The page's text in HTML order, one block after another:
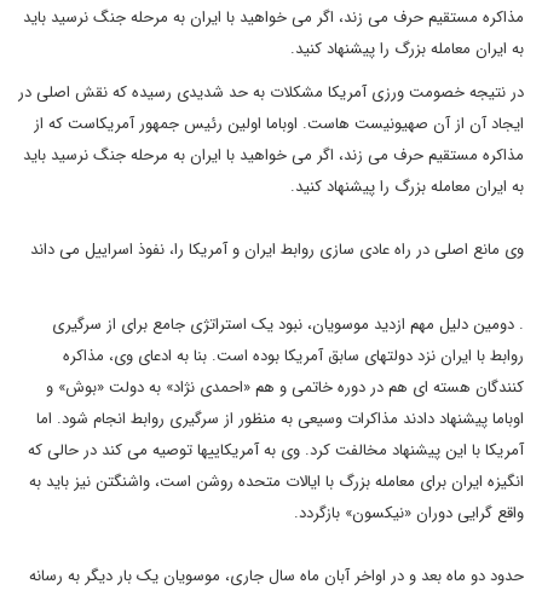
مذاکره مستقیم حرف می زند، اگر می خواهید با ایران به مرحله جنگ نرسید باید
به ایران معامله بزرگ را پیشنهاد کنید.
در نتیجه خصومت ورزی آمریکا مشکلات به حد شدیدی رسیده که نقش اصلی در
ایجاد آن از آن صهیونیست هاست. اوباما اولین رئیس جمهور آمریکاست که از
مذاکره مستقیم حرف می زند، اگر می خواهید با ایران به مرحله جنگ نرسید باید
به ایران معامله بزرگ را پیشنهاد کنید.
وی مانع اصلی در راه عادی سازی روابط ایران و آمریکا را، نفوذ اسراییل می داند
. دومین دلیل مهم ازدید موسویان، نبود یک استراتژی جامع برای از سرگیری
روابط با ایران نزد دولتهای سابق آمریکا بوده است. بنا به ادعای وی، مذاکره
کنندگان هسته ای هم در دوره خاتمی و هم «احمدی نژاد» به دولت «بوش» و
اوباما پیشنهاد دادند مذاکرات وسیعی به منظور از سرگیری روابط انجام شود. اما
آمریکا با این پیشنهاد مخالفت کرد. وی به آمریکاییها توصیه می کند در حالی که
انگیزه ایران برای معامله بزرگ با ایالات متحده روشن است، واشنگتن نیز باید به
واقع گرایی دوران «نیکسون» بازگردد.
حدود دو ماه بعد و در اواخر آبان ماه سال جاری، موسویان یک بار دیگر به رسانه